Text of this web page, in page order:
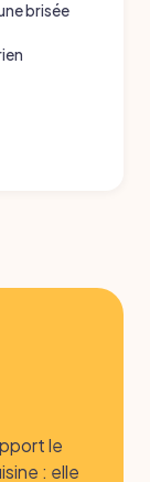
brisée
le
: elle